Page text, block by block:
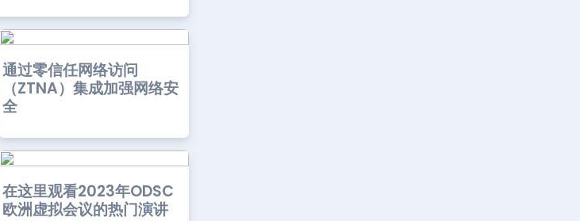
通过零信任网络访问
（ZTNA）集成加强网络安
全
在这里观看2023年ODSC
欧洲虚拟会议的热门演讲